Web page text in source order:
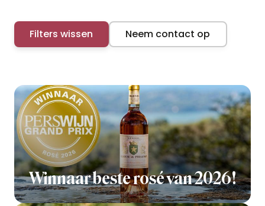
Filters wissen Neem contact op
Winnaar beste rosé van 2026!